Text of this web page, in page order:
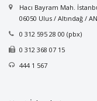
Hacı Bayram Mah.
06050 Ulus / Altındağ /
0 312 595 28 00 (pbx)
0 312 368 07 15
444 1 567